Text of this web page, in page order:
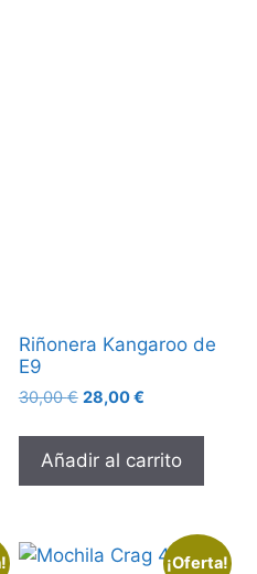
Riñonera Kangaroo de
E9
30,00€ 28,00€
Añadir al carrito
¡Oferta!